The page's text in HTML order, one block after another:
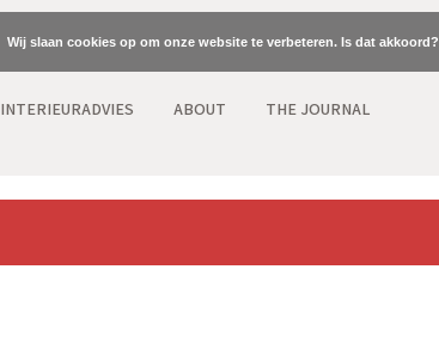
INTERIEURADVIES ABOUT THE JOURNAL
Wij slaan cookies op om onze website te verbeteren. Is dat akkoord?